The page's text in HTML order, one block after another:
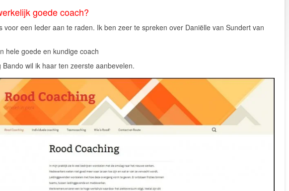
goede coach?
voor een Ieder aan te raden. Ik ben zeer te spreken over Daniëlle van Sundert van
hele goede en kundige coach
Bando wil ik haar ten zeerste aanbevelen.